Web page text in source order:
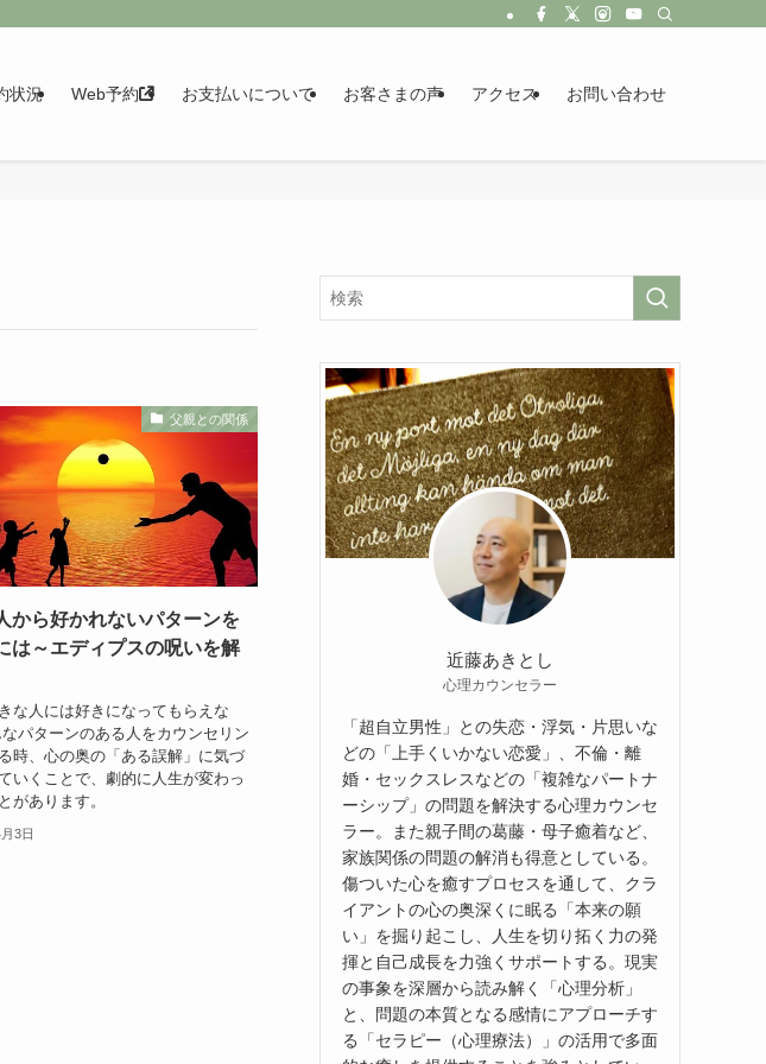
状況 Web予約 お支払いについて お客さまの声 アクセス お問い合わせ
父親との関係
から好かれないパターンを
は～エディプスの呪いを解
きな人には好きになってもらえな
パターンのある人をカウンセリン
時、心の奥の「ある誤解」に気づ
いくことで、劇的に人生が変わっ
があります。
3日
近藤あきとし
心理カウンセラー
「超自立男性」との失恋・浮気・片思いな
どの「上手くいかない恋愛」、不倫・離
婚・セックスレスなどの「複雑なパートナ
ーシップ」の問題を解決する心理カウンセ
ラー。また親子間の葛藤・母子癒着など、
家族関係の問題の解消も得意としている。
傷ついた心を癒すプロセスを通して、クラ
イアントの心の奥深くに眠る「本来の願
い」を掘り起こし、人生を切り拓く力の発
揮と自己成長を力強くサポートする。現実
の事象を深層から読み解く「心理分析」
と、問題の本質となる感情にアプローチす
る「セラピー（心理療法）」の活用で多面